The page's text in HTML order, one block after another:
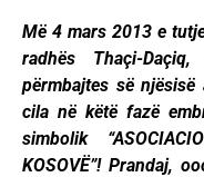
Më 4 mars 2013 e
radhës Thaçi-
përmbajtes së njësisë
cila në këtë fazë
simbolik
KOSOVË”! Prandaj,